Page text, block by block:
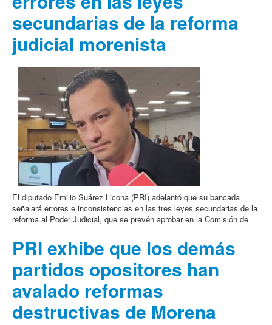
secundarias de la reforma
judicial morenista
El diputado Emilio Suárez Licona (PRI) adelantó que su bancada
señalará errores e inconsistencias en las tres leyes secundarias de la
reforma al Poder Judicial, que se prevén aprobar en la Comisión de
PRI exhibe que los demás
partidos opositores han
avalado reformas
destructivas de Morena